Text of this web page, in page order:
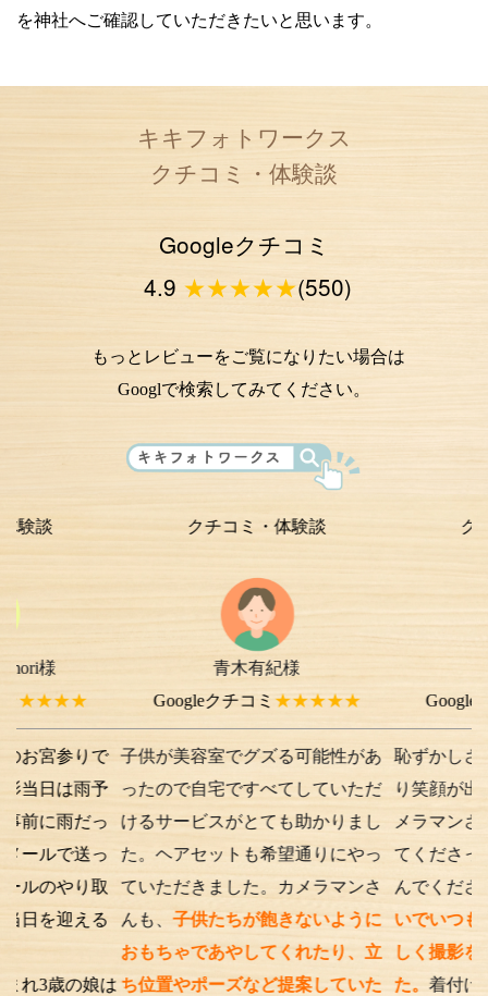
を神社へご確認していただきたいと思います。
キキフォトワークス
クチコミ・体験談
Googleクチコミ
4.9 ★★★★★(550)
もっとレビューをご覧になりたい場合は
Googlで検索してみてください。
りで
予
だっ
っ
り取
る
娘は
クチコミ・体験談
青木有紀様
Googleクチコミ★★★★★
子供が美容室でグズる可能性があ
ったので自宅ですべてしていただ
けるサービスがとても助かりまし
た。ヘアセットも希望通りにやっ
ていただきました。カメラマンさ
んも、子供たちが飽きないように
おもちゃであやしてくれたり、立
ち位置やポーズなど提案していた
クチコミ・
Googleクチコミ
恥ずかしさから最初
り笑顔が出ない子供
メラマンさんが根気
てくださったり落ち
んでくださったり、
いでいつもの笑顔が
しく撮影を行うこと
た。着付けとアテン